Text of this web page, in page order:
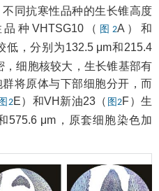
同抗寒性品种的生长锥高度
种VHTSG10（ 图2A）和
低，分别为132.5 μm和215.4
细胞核较大，生长锥基部有
将原体与下部细胞分开，而
图2E）和VH新油23（ 图2F）生
575.6 μm，原套细胞染色加